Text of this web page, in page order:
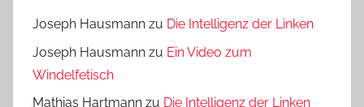
Joseph Hausmann zu Die Intelligenz der Linken
Joseph Hausmann zu Ein Video zum
Windelfetisch
Mathias Hartmann zu Die Intelligenz der Linken